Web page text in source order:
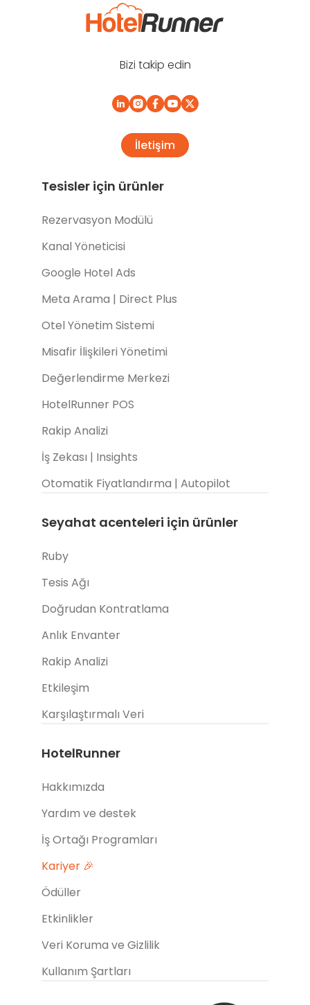
Bizi takip edin
İletişim
Tesisler için ürünler
Rezervasyon Modülü
Kanal Yöneticisi
Google Hotel Ads
Meta Arama | Direct Plus
Otel Yönetim Sistemi
Misafir İlişkileri Yönetimi
Değerlendirme Merkezi
HotelRunner POS
Rakip Analizi
İş Zekası | Insights
Otomatik Fiyatlandırma | Autopilot
Seyahat acenteleri için ürünler
Ruby
Tesis Ağı
Doğrudan Kontratlama
Anlık Envanter
Rakip Analizi
Etkileşim
Karşılaştırmalı Veri
HotelRunner
Hakkımızda
Yardım ve destek
İş Ortağı Programları
Kariyer 🎉
Ödüller
Etkinlikler
Veri Koruma ve Gizlilik
Kullanım Şartları